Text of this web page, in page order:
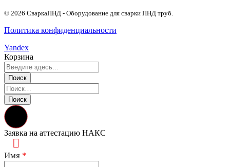
© 2026 СваркаПНД - Оборудование для сварки ПНД труб.
Политика конфиденциальности
Yandex
Корзина
Заявка на аттестацию НАКС
Имя *